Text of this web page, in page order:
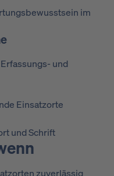
im
und
Einsatzorte
und Schrift
zuverlässig